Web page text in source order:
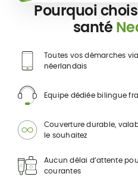
Pourquoi
santé
Toutes vos démarches
néerlandais
Equipe dédiée bilingue
Couverture durable,
le souhaitez
Aucun délai d’attente
courantes